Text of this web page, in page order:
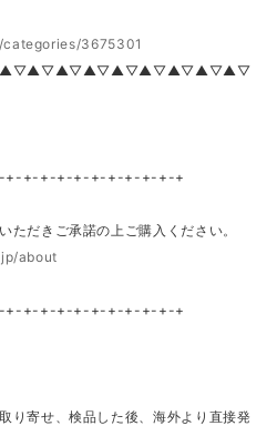
3675301
+-+-+-+-+-+-+-+-+-+
ただきご承諾の上ご購入ください。
about
+-+-+-+-+-+-+-+-+-+
り寄せ、検品した後、海外より直接発